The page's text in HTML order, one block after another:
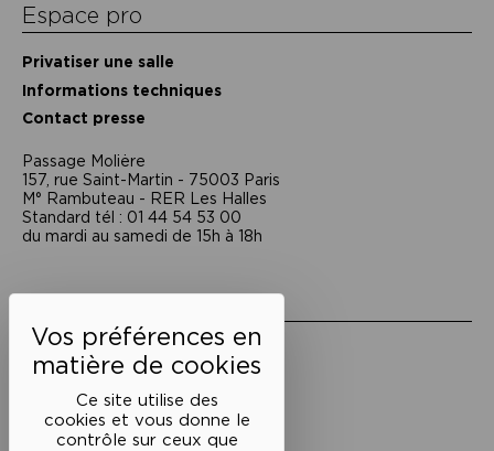
Ce site utilise des
cookies et vous donne le
contrôle sur ceux que
Espace pro
Privatiser une salle
Informations techniques
Contact presse
Passage Moliėre
157, rue Saint-Martin - 75003 Paris
M° Rambuteau - RER Les Halles
Standard tél : 01 44 54 53 00
du mardi au samedi de 15h à 18h
Mentions légales
Politique de confidentialité
Conditions générales de vente
Cookies